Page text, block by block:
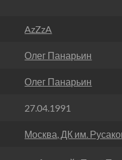
AzZzA
Олег Панарьин
Олег Панарьин
27.04.1991
Москва, ДК им.